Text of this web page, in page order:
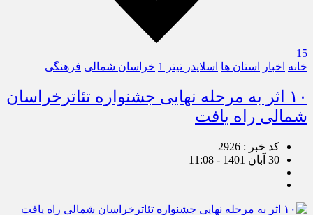
15
خانه اخبار استان ها اسلایدر تیتر 1 خراسان شمالی فرهنگی
۱۰ اثر به مرحله نهایی جشنواره تئاترخراسان
شمالی راه یافت
کد خبر : 2926
30 آبان 1401 - 11:08